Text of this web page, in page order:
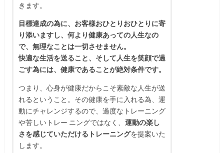
きます。
目標達成の為に、お客様おひとりおひとりに寄
り添いますし、何より健康あっての人生なの
で、無理なことは一切させません。
快適な生活を送ること、そして人生を笑顔で過
ごす為には、健康であることが絶対条件です。
つまり、心身が健康だからこそ素敵な人生が送
れるということ。その健康を手に入れる為、運
動にチャレンジするので、過度なトレーニング
や苦しいトレー ニングではなく、 運動の楽し
さを感じていただけるトレーニングを提案いた
します。